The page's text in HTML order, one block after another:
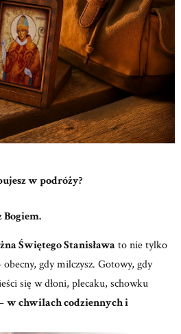
w podróży?
Bogiem.
Świętego Stanisława to nie tylko
obecny, gdy milczysz. Gotowy, gdy
się w dłoni, plecaku, schowku
w chwilach codziennych i